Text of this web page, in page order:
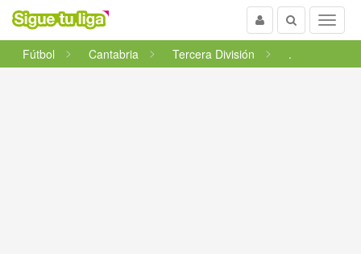
Menu
Buscar
Usuario
Fútbol
Cantabria Tercera División .